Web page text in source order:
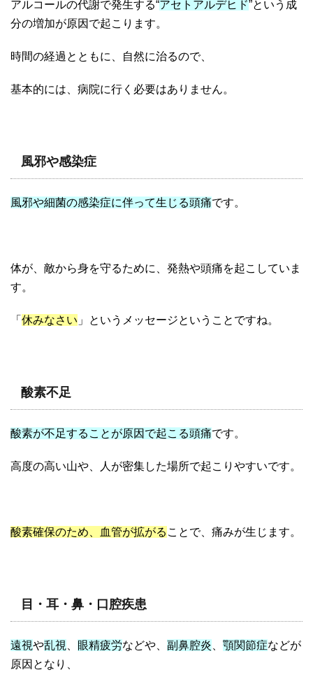
アルコールの代謝で発生する“アセトアルデヒド”という成
分の増加が原因で起こります。
時間の経過とともに、自然に治るので、
基本的には、病院に行く必要はありません。
風邪や感染症
風邪や細菌の感染症に伴って生じる頭痛です。
体が、敵から身を守るために、発熱や頭痛を起こしていま
す。
「 休みなさい 」というメッセージということですね。
酸素不足
酸素が不足することが原因で起こる頭痛です。
高度の高い山や、人が密集した場所で起こりやすいです。
酸素確保のため、血管が拡がる ことで、痛みが生じます。
目・耳・鼻・口腔疾患
遠視や乱視 眼精疲労などや、 副鼻腔炎 顎関節症などが
原因となり、